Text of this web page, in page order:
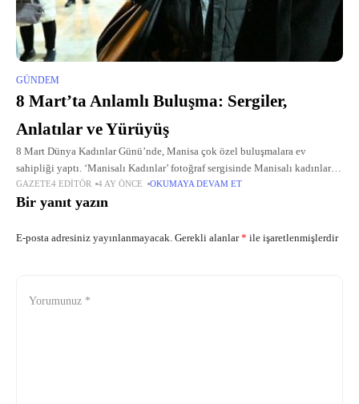
GÜNDEM
8 Mart’ta Anlamlı Buluşma: Sergiler,
Anlatılar ve Yürüyüş
8 Mart Dünya Kadınlar Günü’nde, Manisa çok özel buluşmalara ev
sahipliği yaptı. ‘Manisalı Kadınlar’ fotoğraf sergisinde Manisalı kadınların
emeğine ve hikayelerine tanıklık edilirken, Mehtap Meral’in ‘Kadınlar
Yazarsa Tarihi’ başlıklı müzikli...
GAZETE4 EDITÖR 4 AY ÖNCE OKUMAYA DEVAM ET
Bir yanıt yazın
E-posta adresiniz yayınlanmayacak. Gerekli alanlar* ile işaretlenmişlerdir